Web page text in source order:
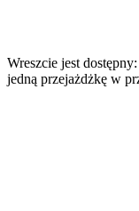
Wreszcie jest
jedną przejażdżkę w